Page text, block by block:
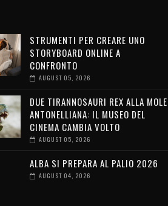
STRUMENTI PER CREARE UNO
STORYBOARD ONLINE A
CONFRONTO
AUGUST 05, 2026
DUE TIRANNOSAURI REX ALLA MOLE
ANTONELLIANA: IL MUSEO DEL
CINEMA CAMBIA VOLTO
AUGUST 05, 2026
ALBA SI PREPARA AL PALIO 2026
AUGUST 04, 2026